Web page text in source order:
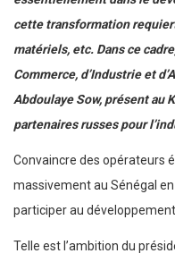
cette transformation
matériels, etc. Dans ce
Commerce, d’Industrie et
Abdoulaye Sow, présent au
partenaires russes pour
Convaincre des opérateurs
massivement au Sénégal
participer au
Telle est l’ambition du